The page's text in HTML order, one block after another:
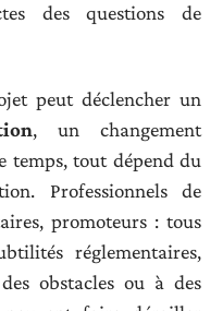
des questions de
peut déclencher un
, un changement
temps, tout dépend du
Professionnels de
promoteurs : tous
réglementaires,
obstacles ou à des